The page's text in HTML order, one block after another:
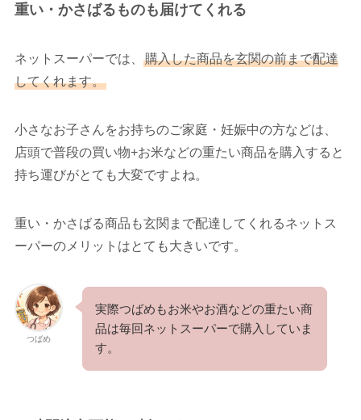
重い・かさばるものも届けてくれる
ネットスーパーでは、
購入した商品を玄関の前まで配達
してくれます。
小さなお子さんをお持ちのご家庭・妊娠中の方などは、
店頭で普段の買い物+お米などの重たい商品を購入すると
持ち運びがとても大変ですよね。
重い・かさばる商品も玄関まで配達してくれるネットス
ーパーのメリットはとても大きいです。
つばめ
実際つばめもお米やお酒などの重たい商
品は毎回ネットスーパーで購入していま
す。